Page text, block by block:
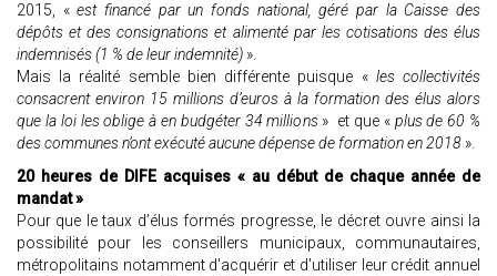
2015, «est financé par un fonds national, géré par la Caisse des
dépôts et des consignations et alimenté par les cotisations des élus
indemnisés (1 % de leur indemnité) ».
Mais la réalité semble bien différente puisque « les collectivités
consacrent environ 15 millions d’euros à la formation des élus alors
que la loi les oblige à en budgéter 34 millions» et que « plus de 60 %
des communes n’ont exécuté aucune dépense de formation en 2018 ».
20 heures de DIFE acquises « au début de chaque année de
mandat »
Pour que le taux d’élus formés progresse, le décret ouvre ainsi la
possibilité pour les conseillers municipaux, communautaires,
métropolitains notamment d'acquérir et d'utiliser leur crédit annuel